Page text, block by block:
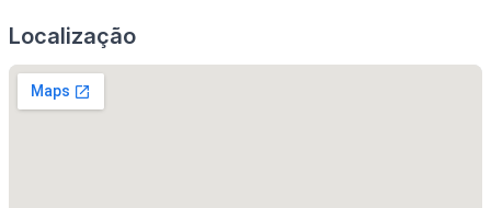
Localização